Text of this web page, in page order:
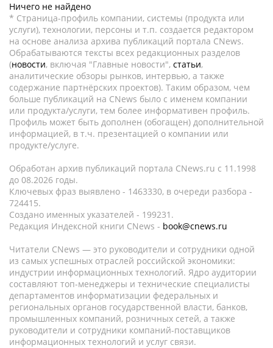
Ничего не найдено
* Страница-профиль компании, системы (продукта или
услуги), технологии, персоны и т.п. создается редактором
на основе анализа архива публикаций портала CNews.
Обрабатываются тексты всех редакционных разделов
(новости, включая "Главные новости", статьи,
аналитические обзоры рынков, интервью, а также
содержание партнёрских проектов). Таким образом, чем
больше публикаций на CNews было с именем компании
или продукта/услуги, тем более информативен профиль.
Профиль может быть дополнен (обогащен) дополнительной
информацией, в т.ч. презентацией о компании или
продукте/услуге.
Обработан архив публикаций портала CNews.ru c 11.1998
до 08.2026 годы.
Ключевых фраз выявлено - 1463330, в очереди разбора -
724415.
Создано именных указателей - 199231.
Редакция Индексной книги CNews - book@cnews.ru
Читатели CNews — это руководители и сотрудники одной
из самых успешных отраслей российской экономики:
индустрии информационных технологий. Ядро аудитории
составляют топ-менеджеры и технические специалисты
департаментов информатизации федеральных и
региональных органов государственной власти, банков,
промышленных компаний, розничных сетей, а также
руководители и сотрудники компаний-поставщиков
информационных технологий и услуг связи.